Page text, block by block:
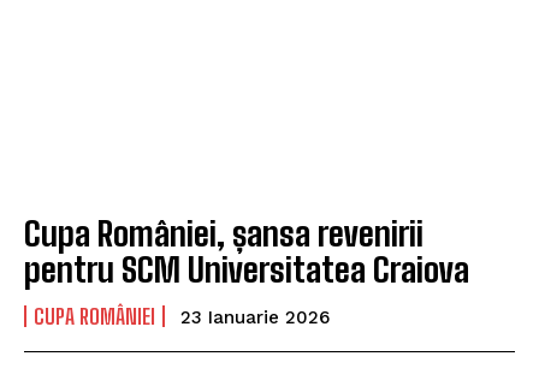
Cupa României, șansa revenirii
pentru SCM Universitatea Craiova
CUPA ROMÂNIEI 23 Ianuarie 2026